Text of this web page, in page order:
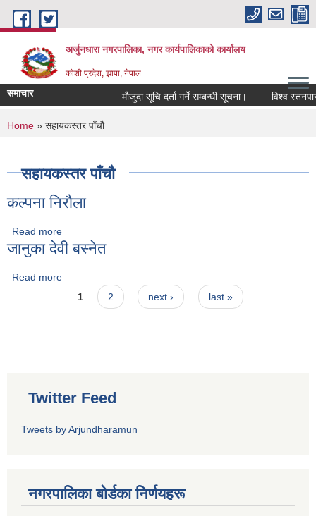
Skip to main content
अर्जुनधारा नगरपालिका, नगर कार्यपालिकाको कार्यालय
कोशी प्रदेश, झापा, नेपाल
समाचार मौजुदा सूचि दर्ता गर्ने सम्बन्धी सूचना। विश्व
You are here
Home » सहायकस्तर पाँचौ
सहायकस्तर पाँचौ
कल्पना निरौला
Read more
जानुका देवी बस्नेत
Read more
1 2 next › last »
Twitter Feed
Tweets by Arjundharamun
नगरपालिका बाेर्डका निर्णयहरू